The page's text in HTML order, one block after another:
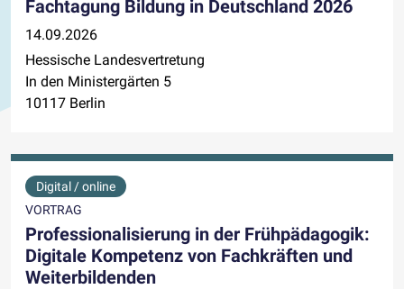
Fachtagung Bildung in Deutschland 2026
14.09.2026
Hessische Landesvertretung
In den Ministergärten 5
10117 Berlin
Digital / online
VORTRAG
Professionalisierung in der Frühpädagogik:
Digitale Kompetenz von Fachkräften und
Weiterbildenden